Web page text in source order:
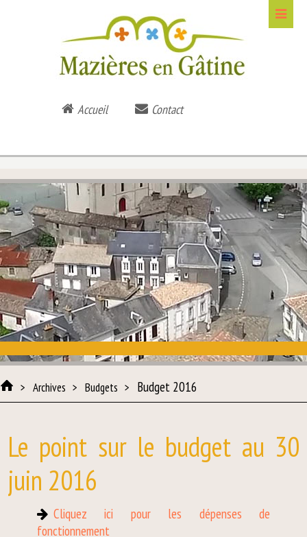
Accueil Contact
Archives Budgets Budget 2016
Le point sur le budget au 30
juin 2016
Cliquez ici pour les dépenses de
fonctionnement